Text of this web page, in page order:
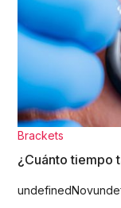
Brackets
¿Cuánto tiempo
undefinedNov